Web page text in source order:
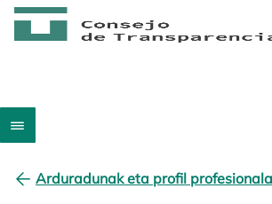
Arduradunak eta profil